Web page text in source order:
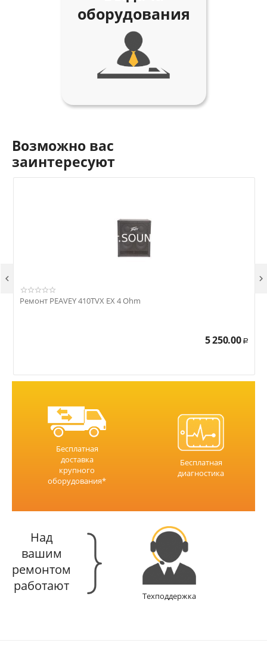
оборудования
Возможно вас
заинтересуют
Ремонт PEAVEY 410TVX EX 4 Ohm
5 250.00 Р
 
Бесплатная
доставка
крупного
оборудования*
Бесплатная
диагностика
Над
вашим
ремонтом
работают
Техподдержка